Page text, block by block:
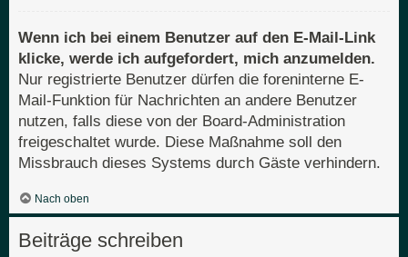
Wenn ich bei einem Benutzer auf den E-Mail-Link
klicke, werde ich aufgefordert, mich anzumelden.
Nur registrierte Benutzer dürfen die foreninterne E-
Mail-Funktion für Nachrichten an andere Benutzer
nutzen, falls diese von der Board-Administration
freigeschaltet wurde. Diese Maßnahme soll den
Missbrauch dieses Systems durch Gäste verhindern.
Nach oben
Beiträge schreiben